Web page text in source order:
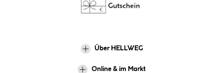
Über HELLWEG
Online & im Markt